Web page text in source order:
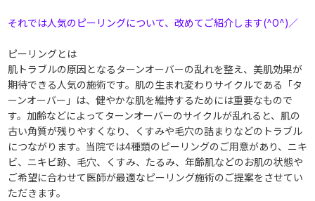
それでは人気のピーリングについて、改めてご紹介します(^O^)／
ピーリングとは
肌トラブルの原因となるターンオーバーの乱れを整え、美肌効果が
期待できる人気の施術です。肌の生まれ変わりサイクルである「タ
ーンオーバー」は、健やかな肌を維持するためには重要なもので
す。加齢などによってターンオーバーのサイクルが乱れると、肌の
古い角質が残りやすくなり、くすみや毛穴の詰まりなどのトラブル
につながります。当院では4種類のピーリングのご用意があり、ニキ
ビ、ニキビ跡、毛穴、くすみ、たるみ、年齢肌などのお肌の状態や
ご希望に合わせて医師が最適なピーリング施術のご提案をさせてい
ただきます。